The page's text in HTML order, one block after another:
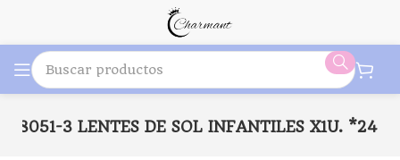
98051-3 LENTES DE SOL INFANTILES X1U. *24